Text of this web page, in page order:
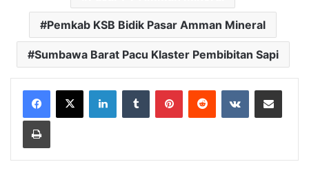
Pemkab KSB Bidik Pasar Amman Mineral
Sumbawa Barat Pacu Klaster Pembibitan Sapi
LinkedInTumblr PinterestReddit VKontakteBagikan Lewat Email
Cetak